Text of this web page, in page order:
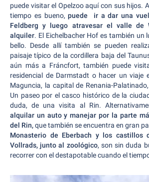
puede visitar el Opelzoo aquí con sus hijos.
tiempo es bueno,puede ir a dar una
Feldberg y luego atravesar el valle de
alquiler. El Eichelbacher Hof es también un
bello. Desde allí también se pueden
paisaje típico de la cordillera baja del
aún más a Fráncfort, también puede
residencial de Darmstadt o hacer un viaje
Maguncia, la capital de Renania-
Un paseo por el casco histórico de la
duda, de una visita al Rin.
alquilar un auto y manejar por la parte
del Rin,que también se encuentra en gran
Monasterio de Eberbach y los castillos
Vollrads, junto al zoológico, son sin duda
recorrer con el destapotable cuando el